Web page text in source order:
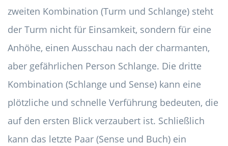
zweiten Kombination (Turm und Schlange) steht
der Turm nicht für Einsamkeit, sondern für eine
Anhöhe, einen Ausschau nach der charmanten,
aber gefährlichen Person Schlange. Die dritte
Kombination (Schlange und Sense) kann eine
plötzliche und schnelle Verführung bedeuten, die
auf den ersten Blick verzaubert ist. Schließlich
kann das letzte Paar (Sense und Buch) ein